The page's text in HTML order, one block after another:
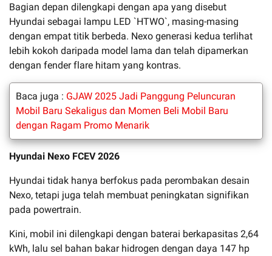
Bagian depan dilengkapi dengan apa yang disebut
Hyundai sebagai lampu LED `HTWO`, masing-masing
dengan empat titik berbeda. Nexo generasi kedua terlihat
lebih kokoh daripada model lama dan telah dipamerkan
dengan fender flare hitam yang kontras.
Baca juga : GJAW 2025 Jadi Panggung Peluncuran
Mobil Baru Sekaligus dan Momen Beli Mobil Baru
dengan Ragam Promo Menarik
Hyundai Nexo FCEV 2026
Hyundai tidak hanya berfokus pada perombakan desain
Nexo, tetapi juga telah membuat peningkatan signifikan
pada powertrain.
Kini, mobil ini dilengkapi dengan baterai berkapasitas 2,64
kWh, lalu sel bahan bakar hidrogen dengan daya 147 hp